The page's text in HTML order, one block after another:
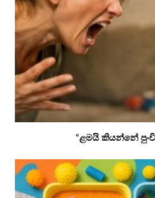
“ළමයි කියන්නේ පුංචි